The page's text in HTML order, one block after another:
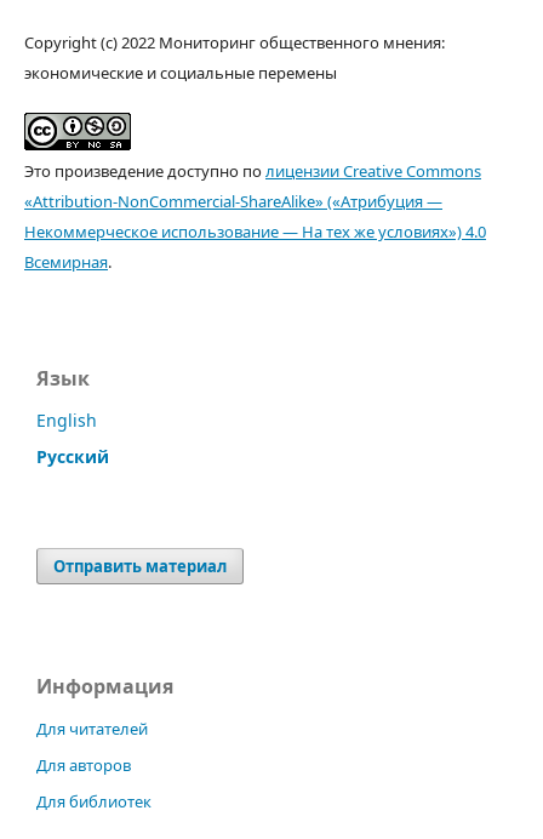
Copyright (c) 2022 Мониторинг общественного мнения:
экономические и социальные перемены
Это произведение доступно полицензии Creative Commons
«Attribution-NonCommercial-ShareAlike» («Атрибуция —
Некоммерческое использование — На тех же условиях») 4.0
Всемирная.
Язык
English
Русский
Отправить материал
Информация
Для читателей
Для авторов
Для библиотек